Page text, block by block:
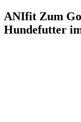
ANIfit Zum
Hundefutter